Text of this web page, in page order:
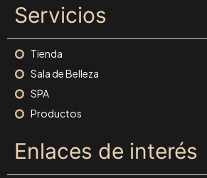
Servicios
Tienda
Sala de Belleza
SPA
Productos
Enlaces de interés